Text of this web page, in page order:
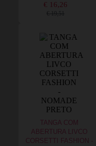
€ 16,26
€ 19,51
TANGA COM
ABERTURA LIVCO
CORSETTI FASHION -